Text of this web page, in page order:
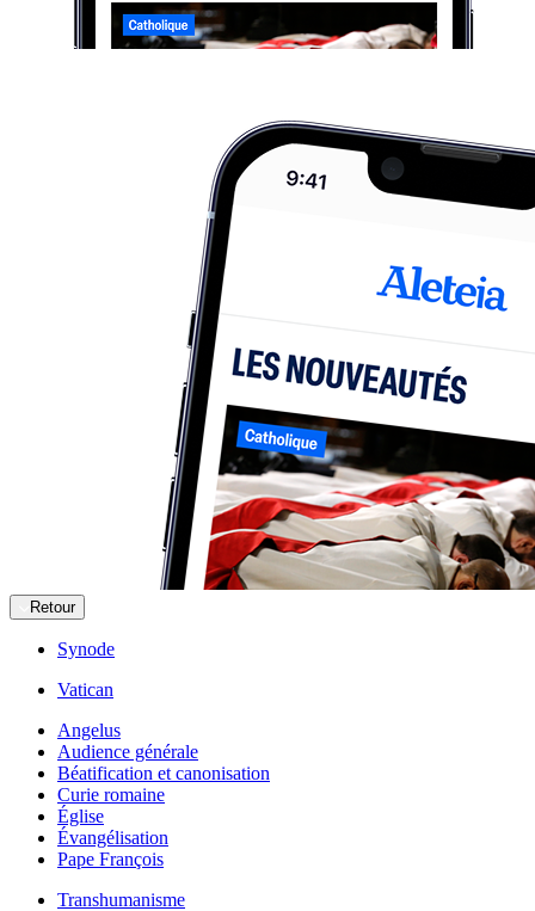
Retour
Synode
Vatican
Angelus
Audience générale
Béatification et canonisation
Curie romaine
Église
Évangélisation
Pape François
Transhumanisme